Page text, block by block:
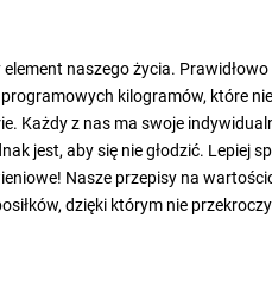
naszego życia.
kilogramów, które
Każdy z nas ma swoje
jest, aby się nie głodzić. Lepiej
Nasze przepisy na
dzięki którym nie